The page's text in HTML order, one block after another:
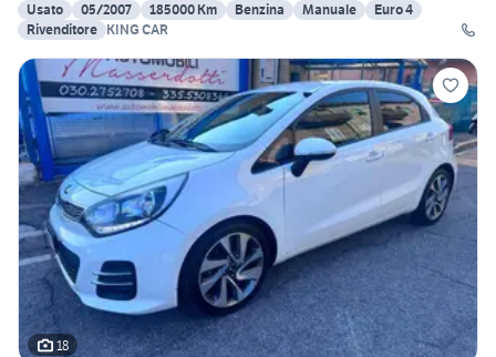
Usato
05/2007 185000 Km Benzina Manuale
Euro 4
Rivenditore KING CAR
18